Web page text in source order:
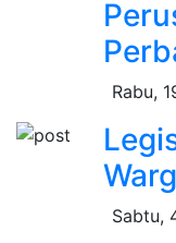
Rabu,
Sabtu,